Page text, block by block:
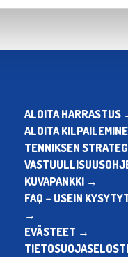
ALOITA HARRASTUS
ALOITA
TENNIKSEN
KUVAPANKKI →
FAQ – USEIN
→
EVÄSTEET →